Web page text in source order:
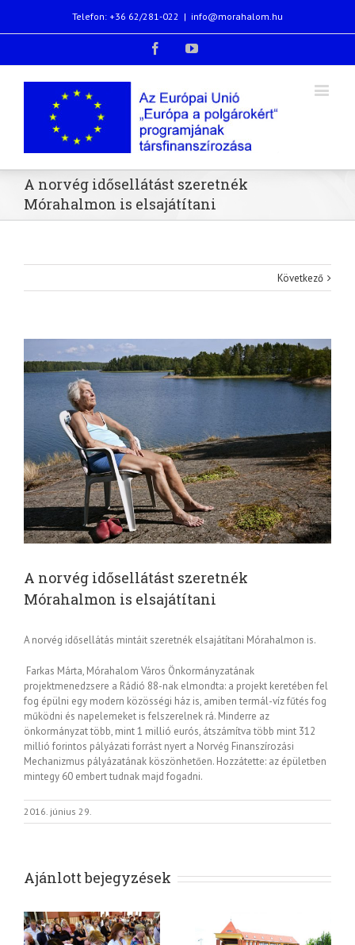
Telefon: +36 62/281-022 | info@morahalom.hu
FacebookYoutube
A norvég idősellátást szeretnék
Mórahalmon is elsajátítani
Következő
Larger
Image
A norvég idősellátást szeretnék
Mórahalmon is elsajátítani
A norvég idősellátás mintáit szeretnék elsajátítani Mórahalmon is.
Farkas Márta, Mórahalom Város Önkormányzatának
projektmenedzsere a Rádió 88-nak elmondta: a projekt keretében fel
fog épülni egy modern közösségi ház is, amiben termál-víz fűtés fog
működni és napelemeket is felszerelnek rá. Minderre az
önkormányzat több, mint 1 millió eurós, átszámítva több mint 312
millió forintos pályázati forrást nyert a Norvég Finanszírozási
Mechanizmus pályázatának köszönhetően. Hozzátette: az épületben
mintegy 60 embert tudnak majd fogadni.
2016. június 29.
Ajánlott bejegyzések